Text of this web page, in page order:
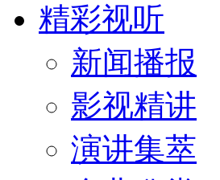
精彩视听
新闻播报
影视精讲
演讲集萃